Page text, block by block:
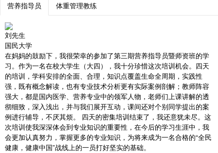
营养指导员 体重管理教练
刘先生
国民大学
在妈妈的鼓励下，我很荣幸的参加了第三期营养指导员暨师资班的学
习。作为一名在校大学生（大四），我十分珍惜这次培训机会。四天
的培训，学科安排的全面、合理，知识点覆盖生命全周期，实践性
强，既有概念解读，也有专业技术分析更有实际案例剖解；教师阵容
强大，都是国内医学、营养专业中的领军人物，老师们上课讲解的透
彻细致，深入浅出，并与我们展开互动，课间还对个别同学提出的案
例进行辅导，不厌其烦。 四天的密集培训结束了，我还意犹未尽。这
次培训使我深深体会到专业知识的重要性，在今后的学习生涯中，我
会更加认真努力，掌握更多的专业知识，为将来成为一名合格的“全民
健康，健康中国”战线上的一员打好坚实的基础。